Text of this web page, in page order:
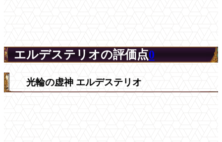
エルデステリオの評価点0
光輪の虚神 エルデステリオ